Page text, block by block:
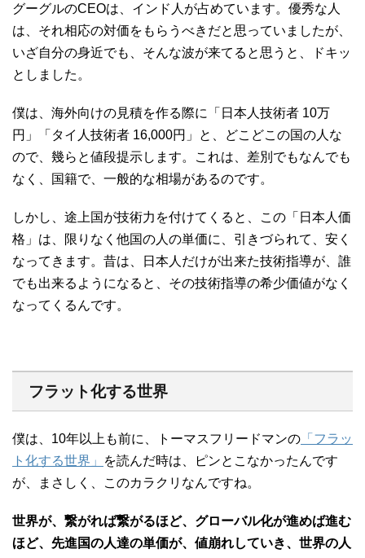
グーグルのCEOは、インド人が占めています。優秀な人
は、それ相応の対価をもらうべきだと思っていましたが、
いざ自分の身近でも、そんな波が来てると思うと、ドキッ
としました。
僕は、海外向けの見積を作る際に「日本人技術者 10万
円」「タイ人技術者 16,000円」と、どこどこの国の人な
ので、幾らと値段提示します。これは、差別でもなんでも
なく、国籍で、一般的な相場があるのです。
しかし、途上国が技術力を付けてくると、この「日本人価
格」は、限りなく他国の人の単価に、引きづられて、安く
なってきます。昔は、日本人だけが出来た技術指導が、誰
でも出来るようになると、その技術指導の希少価値がなく
なってくるんです。
フラット化する世界
僕は、10年以上も前に、トーマスフリードマンの 「フラッ
ト化する世界」
を読んだ時は、ピンとこなかったんです
が、まさしく、このカラクリなんですね。
世界が、繋がれば繋がるほど、グローバル化が進めば進む
ほど、先進国の人達の単価が、値崩れしていき、世界の人